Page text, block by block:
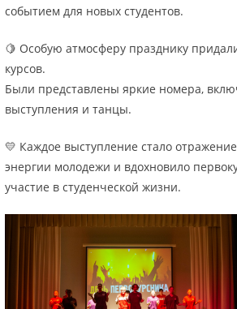
событием для новых студентов.
🍋 Особую атмосферу празднику
курсов.
Были представлены яркие номера,
выступления и танцы.
💛 Каждое выступление стало
энергии молодежи и вдохновило
участие в студенческой жизни.